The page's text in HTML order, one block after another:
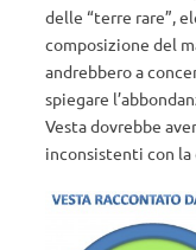
delle “terre rare”,
composizione del
andrebbero a
spiegare
Vesta dovrebbe
inconsistenti con